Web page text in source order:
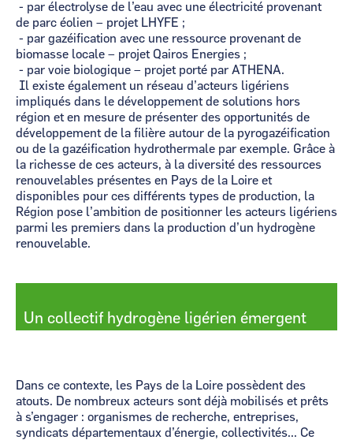
- par électrolyse de l’eau avec une électricité provenant
de parc éolien – projet LHYFE ;
- par gazéification avec une ressource provenant de
biomasse locale – projet Qairos Energies ;
- par voie biologique – projet porté par ATHENA.
Il existe également un réseau d’acteurs ligériens
impliqués dans le développement de solutions hors
région et en mesure de présenter des opportunités de
développement de la filière autour de la pyrogazéification
ou de la gazéification hydrothermale par exemple. Grâce à
la richesse de ces acteurs, à la diversité des ressources
renouvelables présentes en Pays de la Loire et
disponibles pour ces différents types de production, la
Région pose l’ambition de positionner les acteurs ligériens
parmi les premiers dans la production d’un hydrogène
renouvelable.
Un collectif hydrogène ligérien émergent
Dans ce contexte, les Pays de la Loire possèdent des
atouts. De nombreux acteurs sont déjà mobilisés et prêts
à s’engager : organismes de recherche, entreprises,
syndicats départementaux d’énergie, collectivités... Ce